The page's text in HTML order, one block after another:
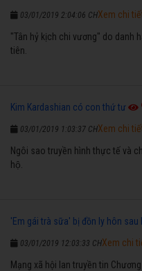
03/01/2019 2:04:06 CH
"Tân hỷ kịch chi vương" do danh
tiên.
Xem chi
Kim Kardashian có con thứ tư
03/01/2019 1:03:37 CH
Ngôi sao truyền hình thực tế và
hộ.
Xem chi
'Em gái trà sữa' bị đồn ly hôn
03/01/2019 12:03:33 CH
Mạng xã hội lan truyền tin
Xem chi